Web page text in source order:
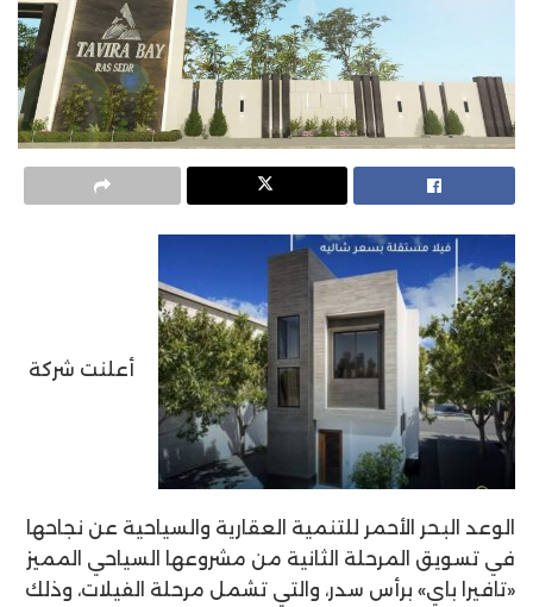
أعلنت شركة
الوعد البحر الأحمر للتنمية العقارية والسياحية عن نجاحها
في تسويق المرحلة الثانية من مشروعها السياحي المميز
«تافيرا باي» برأس سدر، والتي تشمل مرحلة الفيلات، وذلك